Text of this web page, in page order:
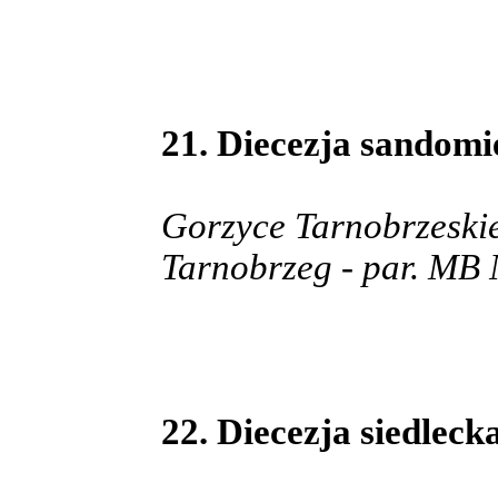
21. Diecezja
Gorzyce
Tarnobrzeg - par. MB
22. Diecezja